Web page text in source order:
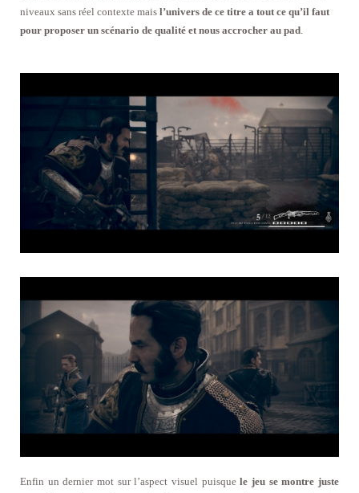
niveaux sans réel contexte mais l’univers de ce titre a tout ce qu’il faut
pour proposer un scénario de qualité et nous accrocher au pad
Enfin un dernier mot sur l’aspect visuel puisquele jeu se montre juste